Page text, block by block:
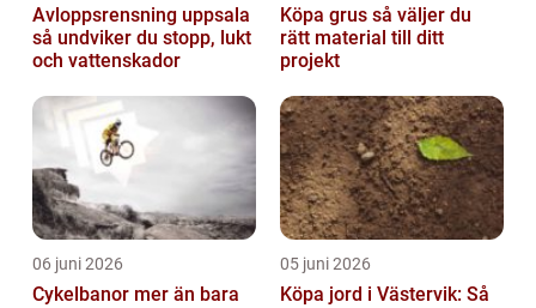
Avloppsrensning uppsala
så undviker du stopp, lukt
och vattenskador
Köpa grus så väljer du
rätt material till ditt
projekt
06 juni 2026
Cykelbanor mer än bara
05 juni 2026
Köpa jord i Västervik: Så